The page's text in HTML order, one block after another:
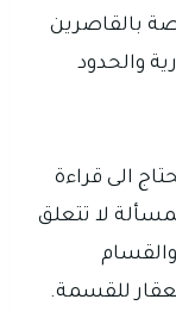
بالقاصرين
والحدود
الى قراءة
لا تتعلق
للقسمة.